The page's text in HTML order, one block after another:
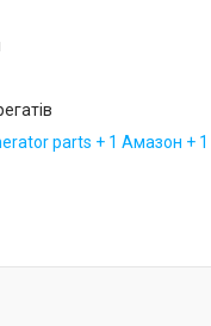
parts + 1 Амазон + 1